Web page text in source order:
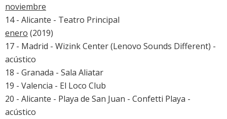
noviembre
14 - Alicante - Teatro Principal
enero (2019)
17 - Madrid - Wizink Center (Lenovo Sounds Different) -
acústico
18 - Granada - Sala Aliatar
19 - Valencia - El Loco Club
20 - Alicante - Playa de San Juan - Confetti Playa -
acústico